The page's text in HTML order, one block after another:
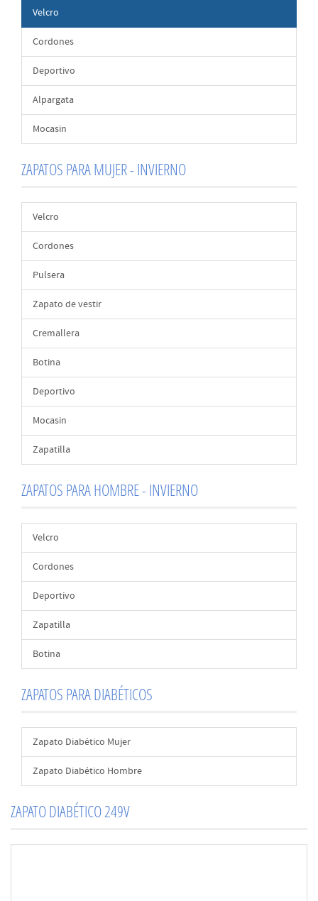
Velcro
Cordones
Deportivo
Alpargata
Mocasin
ZAPATOS PARA MUJER - INVIERNO
Velcro
Cordones
Pulsera
Zapato de vestir
Cremallera
Botina
Deportivo
Mocasin
Zapatilla
ZAPATOS PARA HOMBRE - INVIERNO
Velcro
Cordones
Deportivo
Zapatilla
Botina
ZAPATOS PARA DIABÉTICOS
Zapato Diabético Mujer
Zapato Diabético Hombre
ZAPATO DIABÉTICO 249V